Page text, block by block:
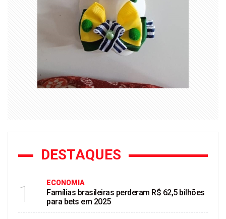
DESTAQUES
1 ECONOMIA
Famílias brasileiras perderam R$ 62,5 bilhões
para bets em 2025